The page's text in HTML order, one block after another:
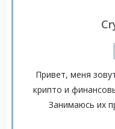
Привет, меня
крипто и
Занимаюсь их